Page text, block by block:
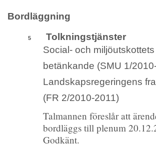
Bordläggning
5Tolkningstjänster
Social- och miljöutskottets
betänkande (SMU 1/
Landskapsregeringens
(FR 2/2010-2011)
Talmannen föreslår att
bordläggs till plenum
Godkänt.